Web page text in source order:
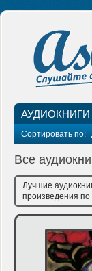
АУДИОКНИГИ
Сортировать по:
Все
Лучшие
произведения по